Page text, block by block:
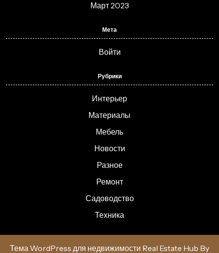
Март 2023
Мета
Войти
Рубрики
Интерьер
Материалы
Мебель
Новости
Разное
Ремонт
Садоводство
Техника
Тема WordPress для недвижимости Real Estate Hub By